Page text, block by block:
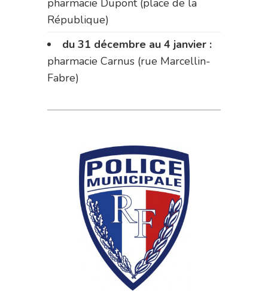
pharmacie Dupont (place de la
République)
du 31 décembre au 4 janvier :
pharmacie Carnus (rue Marcellin-
Fabre)